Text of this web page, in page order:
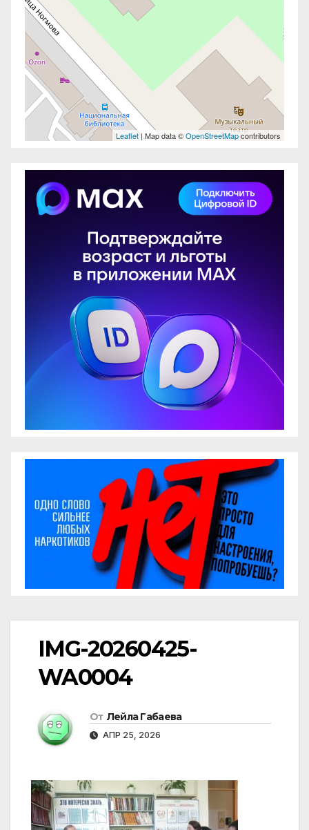
IMG-20260425-
WA0004
От Лейла Габаева
АПР 25, 2026